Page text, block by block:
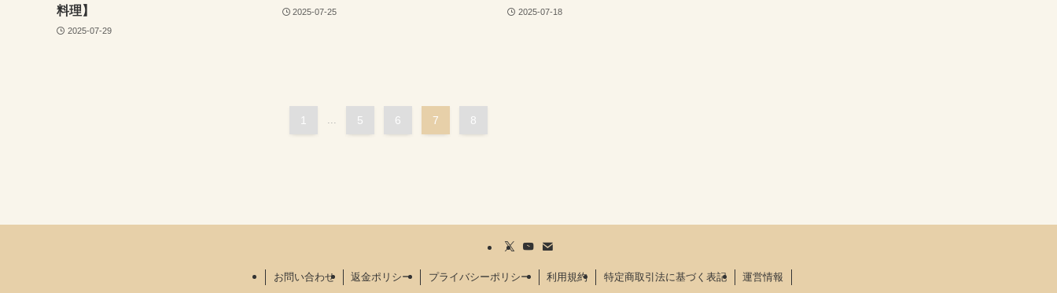
料理】
2025-07-29
2025-07-25 2025-07-18
1 5 6 7 8
お問い合わせ 返金ポリシー プライバシーポリシー 利用規約 特定商取引法に基づく表記 運営情報